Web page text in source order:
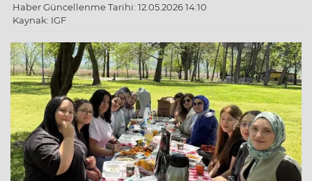
Haber Güncellenme Tarihi: 12.05.2026 14:10
Kaynak: IGF